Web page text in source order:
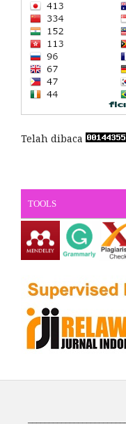
Telah dibaca
TOOLS